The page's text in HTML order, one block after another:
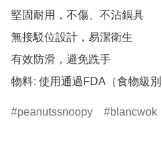
堅固耐用，不傷、不沾鍋具
無接駁位設計，易潔衛生
有效防滑，避免跣手
物料: 使用通過FDA（食物級
peanutssnoopy blancwok